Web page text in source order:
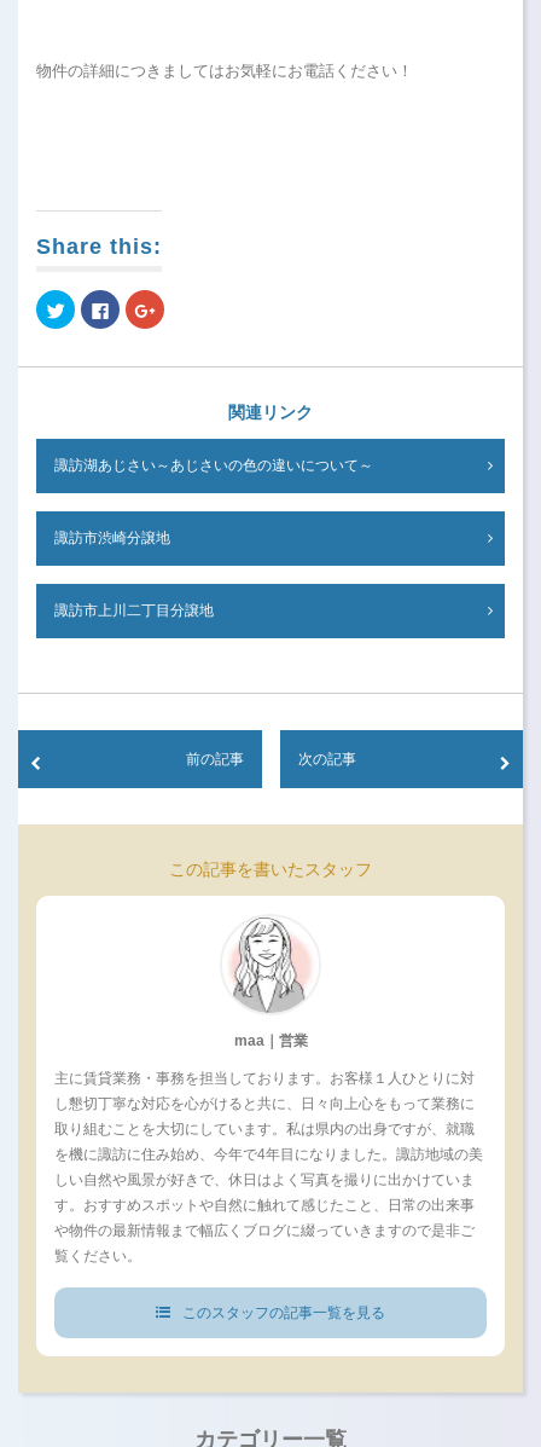
物件の詳細につきましてはお気軽にお電話ください！
Share this:
Click
to
share
Twitter
Click
to
share
Facebook
Click
to
Google+
関連リンク
諏訪湖あじさい～あじさいの色の違いについて～
諏訪市渋崎分譲地
諏訪市上川二丁目分譲地
前の記事 次の記事
この記事を書いたスタッフ
maa｜営業
主に賃貸業務・事務を担当しております。お客様１人ひとりに対
し懇切丁寧な対応を心がけると共に、日々向上心をもって業務に
取り組むことを大切にしています。私は県内の出身ですが、就職
を機に諏訪に住み始め、今年で4年目になりました。諏訪地域の美
しい自然や風景が好きで、休日はよく写真を撮りに出かけていま
す。おすすめスポットや自然に触れて感じたこと、日常の出来事
や物件の最新情報まで幅広くブログに綴っていきますので是非ご
覧ください。
このスタッフの記事一覧を見る
カテゴリー一覧